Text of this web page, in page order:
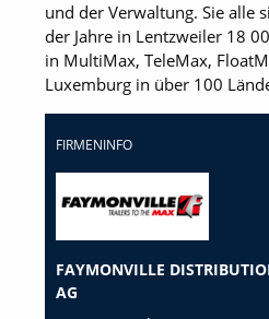
und der Verwaltung. Sie alle
der Jahre in Lentzweiler 18
in Multi­Max, TeleMax,
Luxemburg in über 100
FIRMENINFO
FAYMONVILLE
AG